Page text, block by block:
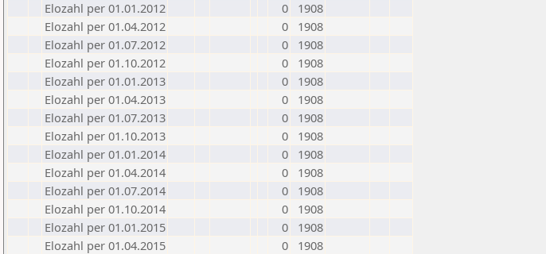
Elozahl per 01.01.2012
0
1908
Elozahl per 01.04.2012
0
1908
Elozahl per 01.07.2012
0
1908
Elozahl per 01.10.2012
0
1908
Elozahl per 01.01.2013
0
1908
Elozahl per 01.04.2013
0
1908
Elozahl per 01.07.2013
0
1908
Elozahl per 01.10.2013
0
1908
Elozahl per 01.01.2014
0
1908
Elozahl per 01.04.2014
0
1908
Elozahl per 01.07.2014
0
1908
Elozahl per 01.10.2014
0
1908
Elozahl per 01.01.2015
0
1908
Elozahl per 01.04.2015
0
1908